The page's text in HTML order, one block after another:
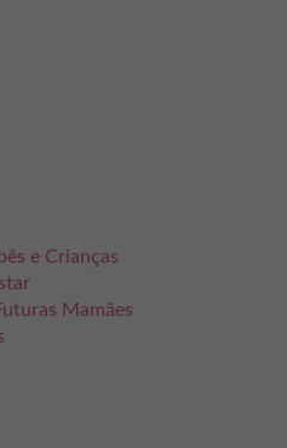
e Crianças
Mamães